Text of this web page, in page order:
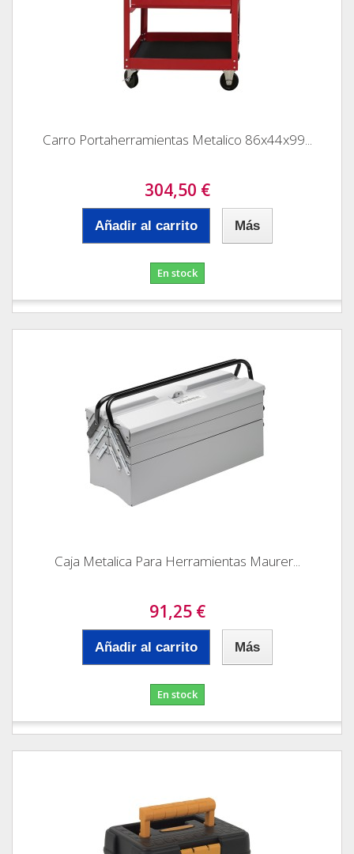
Carro Portaherramientas Metalico 86x44x99...
304,50 €
Añadir al carrito Más
En stock
Caja Metalica Para Herramientas Maurer...
91,25 €
Añadir al carrito Más
En stock